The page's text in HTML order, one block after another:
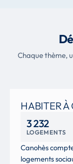
Chaque thème,
HABITER
3 232
LOGEMENTS
Canohès
logements